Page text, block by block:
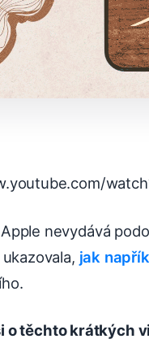
nevydává
jak
o těchto krátkých